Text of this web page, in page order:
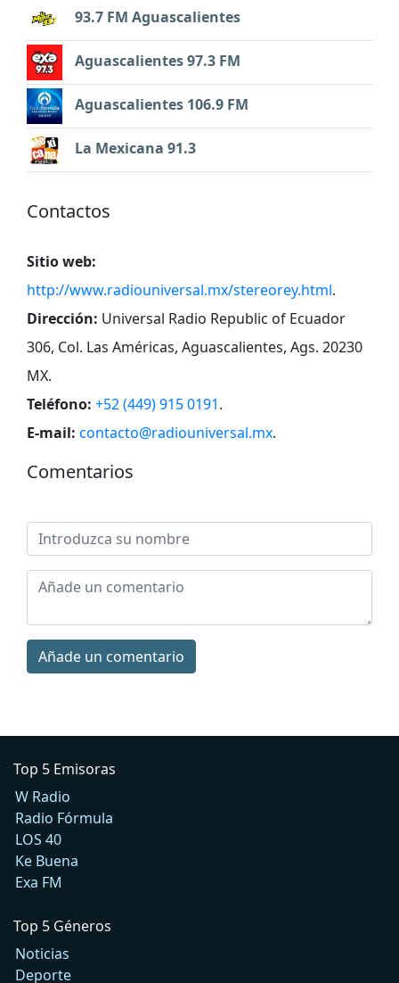
93.7 FM Aguascalientes
Aguascalientes 97.3 FM
Aguascalientes 106.9 FM
La Mexicana 91.3
Contactos
Sitio web:
http://www.radiouniversal.mx/stereorey.html.
Dirección: Universal Radio Republic of Ecuador
306, Col. Las Américas, Aguascalientes, Ags. 20230
MX.
Teléfono: +52 (449) 915 0191.
E-mail: contacto@radiouniversal.mx.
Comentarios
Añade un comentario
Top 5 Emisoras
W Radio
Radio Fórmula
LOS 40
Ke Buena
Exa FM
Top 5 Géneros
Noticias
Deporte